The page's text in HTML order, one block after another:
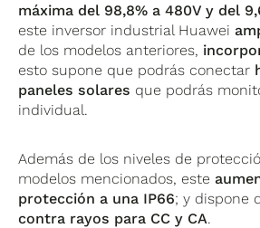
máxima del 98,8% a 480V y del
este inversor industrial Huawei
de los modelos anteriores,
esto supone que podrás conectar
paneles solares que podrás
individual.
Además de los niveles de
modelos mencionados, este
protección a una IP66; y dispone
contra rayos para CC y CA.